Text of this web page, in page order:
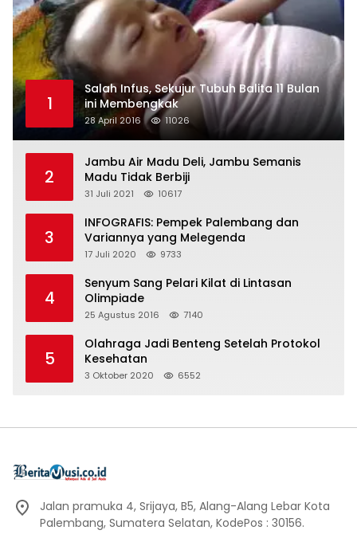
1
Salah Infus, Sekujur Tubuh Balita 11 Bulan
ini Membengkak
28 April 2016 11026
2
Jambu Air Madu Deli, Jambu Semanis
Madu Tidak Berbiji
31 Juli 2021 10617
3
INFOGRAFIS: Pempek Palembang dan
Variannya yang Melegenda
17 Juli 2020 9733
4
Senyum Sang Pelari Kilat di Lintasan
Olimpiade
25 Agustus 2016 7140
5
Olahraga Jadi Benteng Setelah Protokol
Kesehatan
3 Oktober 2020 6552
Jalan pramuka 4, Srijaya, B5, Alang-Alang Lebar Kota
Palembang, Sumatera Selatan, KodePos : 30156.